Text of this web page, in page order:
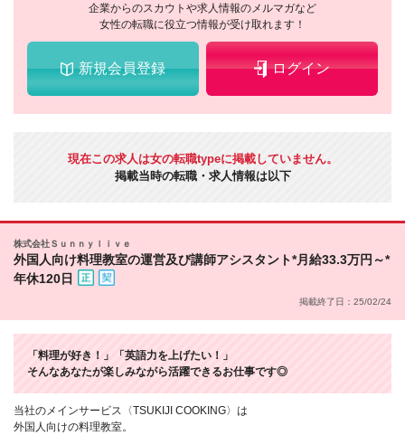
企業からのスカウトや求人情報のメルマガなど
女性の転職に役立つ情報が受け取れます！
新規会員登録 ログイン
現在この求人は女の転職typeに掲載していません。
掲載当時の転職・求人情報は以下
株式会社Ｓｕｎｎｙｌｉｖｅ
外国人向け料理教室の運営及び講師アシスタント*月給33.3万円～*
年休120日
掲載終了日：25/02/24
「料理が好き！」「英語力を上げたい！」
そんなあなたが楽しみながら活躍できるお仕事です◎
当社のメインサービス〈TSUKIJI COOKING〉は
外国人向けの料理教室。